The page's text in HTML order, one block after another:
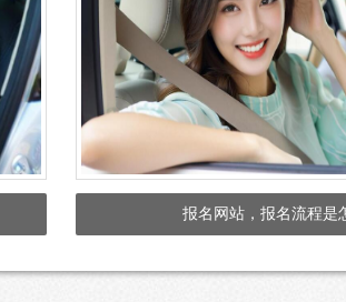
报名网站，报名流程是